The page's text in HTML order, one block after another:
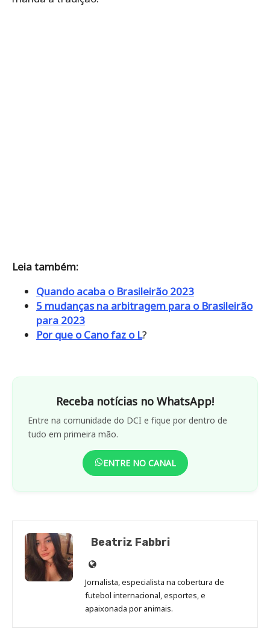
Leia também:
Quando acaba o Brasileirão 2023
5 mudanças na arbitragem para o Brasileirão
para 2023
Por que o Cano faz o L?
Receba notícias no WhatsApp!
Entre na comunidade do DCI e fique por dentro de
tudo em primeira mão.
ENTRE NO CANAL
Beatriz Fabbri
Site
de
Beatriz
Fabbri
Jornalista, especialista na cobertura de
futebol internacional, esportes, e
apaixonada por animais.